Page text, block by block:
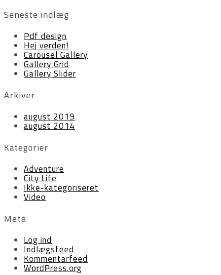
Seneste indlæg
Pdf design
Hej verden!
Carousel Gallery
Gallery Grid
Gallery Slider
Arkiver
august 2019
august 2014
Kategorier
Adventure
City Life
Ikke-kategoriseret
Video
Meta
Log ind
Indlægsfeed
Kommentarfeed
WordPress.org